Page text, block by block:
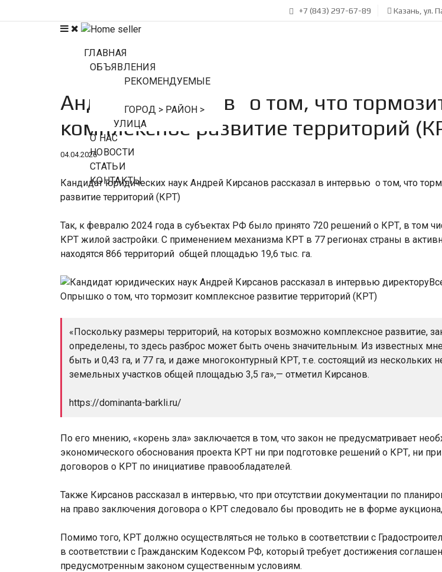
+7 (843) 297-67-89 Казань, ул.
ГЛАВНАЯ
ОБЪЯВЛЕНИЯ
РЕКОМЕНДУЕМЫЕ
ГОРОД > РАЙОН >
УЛИЦА
О НАС
НОВОСТИ
СТАТЬИ
КОНТАКТЫ
Андрей Кирсанов о том, что
комплексное развитие территорий
04.04.2026
Кандидат юридических наук Андрей Кирсанов рассказал в интервью о том, что
развитие территорий (КРТ)
Так, к февралю 2024 года в субъектах РФ было принято 720 решений о КРТ, в том
КРТ жилой застройки. С применением механизма КРТ в 77 регионах страны в
находятся 866 территорий общей площадью 19,6 тыс. га.
«Поскольку размеры территорий, на которых возможно комплексное развитие,
определены, то здесь разброс может быть очень значительным. Из известных
быть и 0,43 га, и 77 га, и даже многоконтурный КРТ, т.е. состоящий из нескольких
земельных участков общей площадью 3,5 га»,— отметил Кирсанов.
https://dominanta-barkli.ru/
По его мнению, «корень зла» заключается в том, что закон не предусматривает
экономического обоснования проекта КРТ ни при подготовке решений о КРТ, ни
договоров о КРТ по инициативе правообладателей.
Также Кирсанов рассказал в интервью, что при отсутствии документации по
на право заключения договора о КРТ следовало бы проводить не в форме
Помимо того, КРТ должно осуществляться не только в соответствии с
в соответствии с Гражданским Кодексом РФ, который требует достижения
предусмотренным законом существенным условиям.